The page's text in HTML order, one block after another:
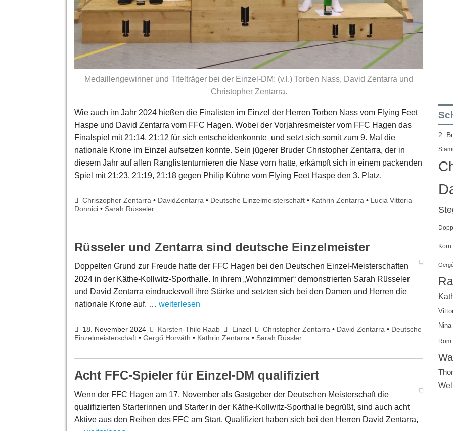
Medaillengewinner und Titelträger bei der Einzel-DM: (v.l.) Torben Nass, David Zentarra und
Christopher Zentarra.
Wie auch im Jahr 2024 hießen die Finalisten im Einzel der Herren Torben Nass vom Flying Feet
Haspe und David Zentarra vom FFC Hagen. Wobei der Vorjahresmeister vom FFC Hagen das
Finalspiel mit 21:14, 21:12 für sich entscheidenkonnte und setzt sich somit zum 9. Mal die
nationale Krone im Einzel aufsetzen konnte. Sein jügerer Bruder Christopher Zentarra, der in
diesem Jahr auf allen Ranglistenturnieren die Nase vorn hatte, erkämpft sich in einem packenden
Spiel mit 21:23, 21:19, 21:18 gegen Philip Kühne vom Flying Feet Haspe den 3. Platz.
Chriszopher Zentarra • DavidZentarra • Deutsche Einzelmeisterschaft • Kathrin Zentarra • Lucia Vittoria
Donnici • Sarah Rüsseler
Rüsseler und Zentarra sind deutsche Einzelmeister
Doppelten Grund zur Freude hatte der FFC Hagen bei den Deutschen Einzel-Meisterschaften
2024 in der Käthe-Kollwitz-Sporthalle. In ihrem „Wohnzimmer“ demonstrierten Sarah Rüsseler
und David Zentarra eindrucksvoll ihre Stärke und setzten sich bei den Damen und Herren die
nationale Krone auf. … weiterlesen
18. November 2024 Karsten-Thilo Raab Einzel Christopher Zentarra • David Zentarra • Deutsche
Einzelmeisterschaft • Gergő Horváth • Kathrin Zentarra • Sarah Rüssler
Acht FFC-Spieler für Einzel-DM qualifiziert
Wenn der FFC Hagen am 17. November als Gastgeber der Deutschen Meisterschaft die
qualifizierten Starterinnen und Starter in der Käthe-Kollwitz-Sporthalle begrüßt, sind auch acht
Aktive aus den Reihen des FFC am Start. Qualifiziert haben sich bei den Herren David Zentarra,
2.
Korn
Rom